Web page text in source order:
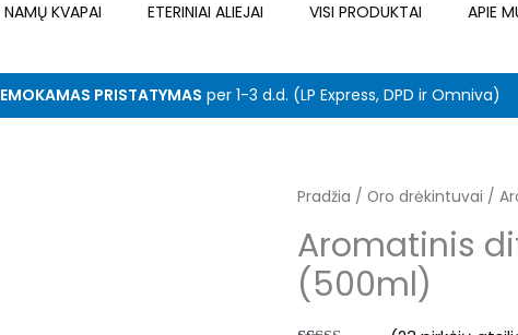
NAMŲ KVAPAI ETERINIAI ALIEJAI VISI PRODUKTAI APIE
PRISTATYMAS per 1-3 d.d. (LP Express, DPD ir Omniva)
Pradžia / Oro drėkintuvai /
Aromatinis
(500ml)
price